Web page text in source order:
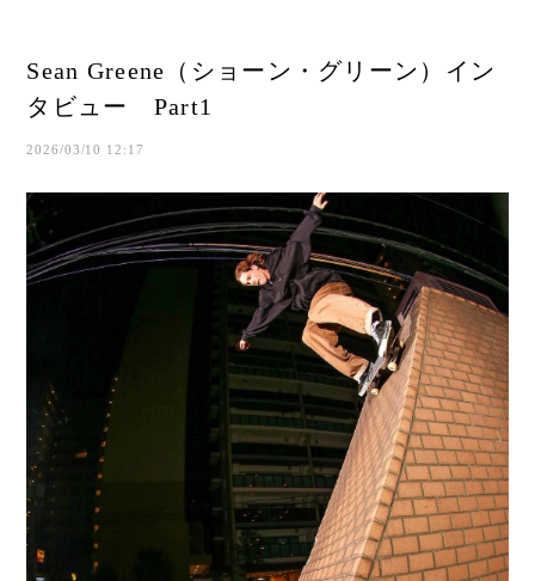
Sean Greene（ショーン・グリーン）イン
タビュー Part1
2026/03/10 12:17